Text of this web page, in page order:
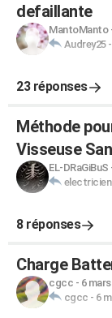
defaillante
MantoManto
Audrey25-
23 réponses
Méthode
Visseuse
EL-DRaGiBuS
electricien
8 réponses
Charge
cgcc - 6
cgcc - 6